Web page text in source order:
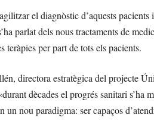
el diagnòstic d’aquests
parlat dels nous tractaments de
teràpies per part de tots els pacients.
directora estratègica del projecte
dècades el progrés sanitari s’ha
nou paradigma: ser capaços